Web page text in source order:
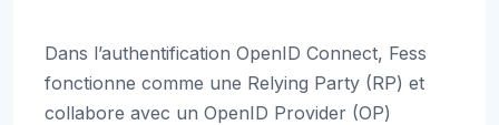
Dans l’authentification OpenID Connect, Fess
fonctionne comme une Relying Party (RP) et
collabore avec un OpenID Provider (OP)